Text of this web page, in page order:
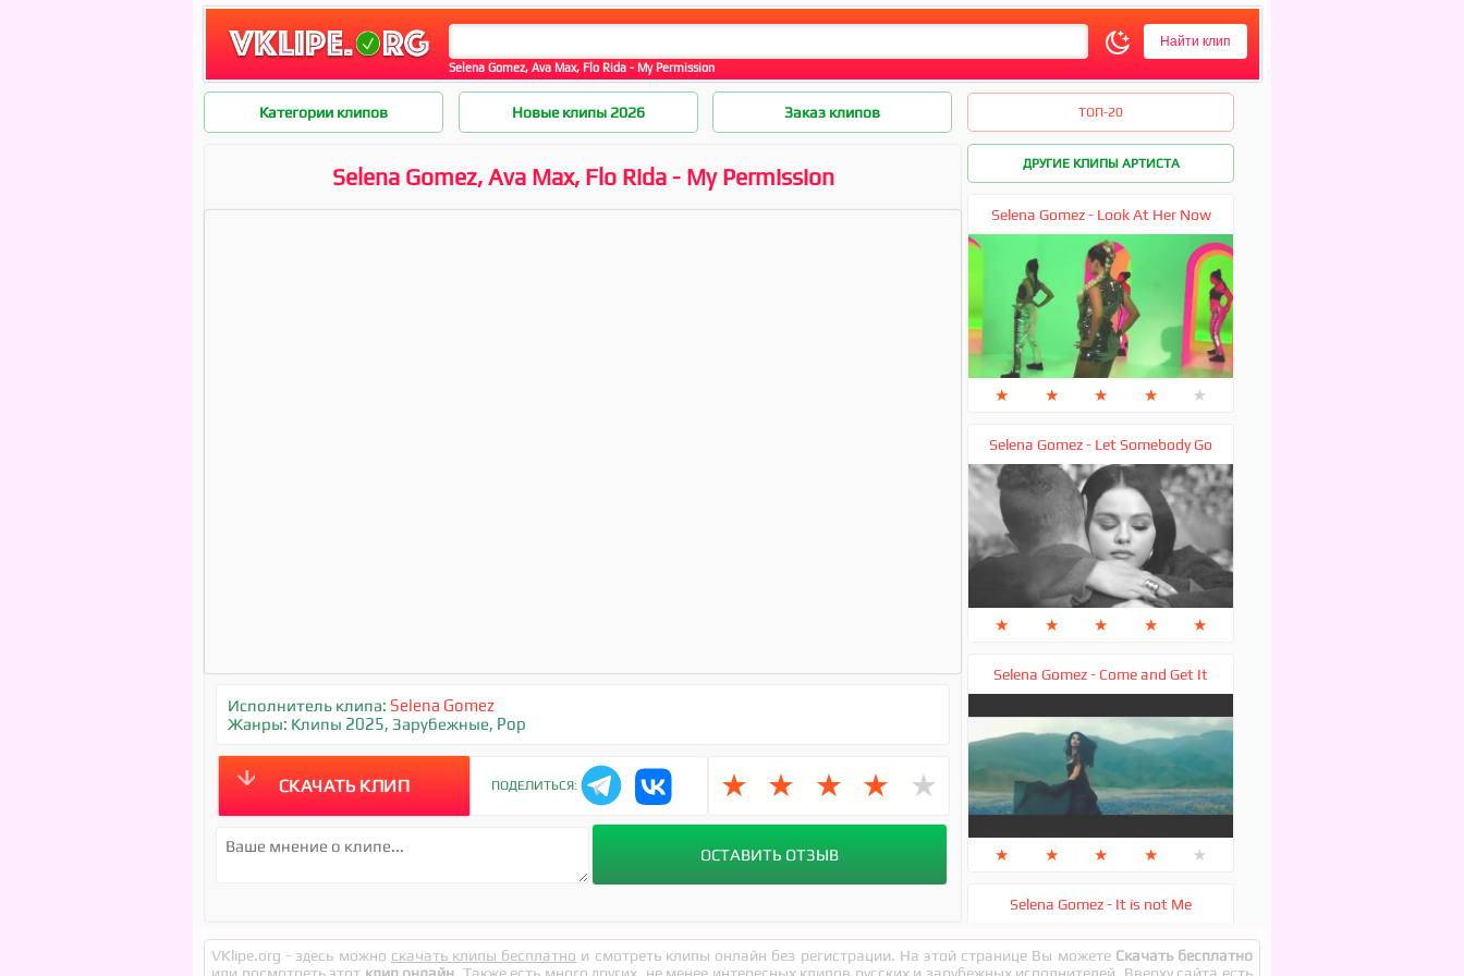
Selena Gomez, Ava Max, Flo Rida - My Permission
Категории клипов Новые клипы 2026 Заказ клипов ТОП-20
Selena Gomez, Ava Max, Flo Rida - My Permission
Исполнитель клипа: Selena Gomez
Жанры: Клипы 2025, Зарубежные, Pop
СКАЧАТЬ КЛИП ПОДЕЛИТЬСЯ: ★ ★ ★ ★ ★
ДРУГИЕ КЛИПЫ АРТИСТА
Selena Gomez - Look At Her Now
★ ★ ★ ★ ★
Selena Gomez - Let Somebody Go
★ ★ ★ ★ ★
Selena Gomez - Come and Get It
★ ★ ★ ★ ★
Selena Gomez - It is not Me
VKlipe.org - здесь можно скачать клипы бесплатно и смотреть клипы онлайн без регистрации. На этой странице Вы можете Скачать бесплатно